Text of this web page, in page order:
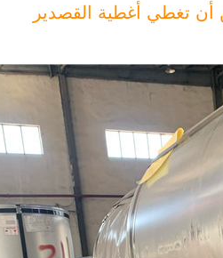
أن تغطي أغطية القصدير